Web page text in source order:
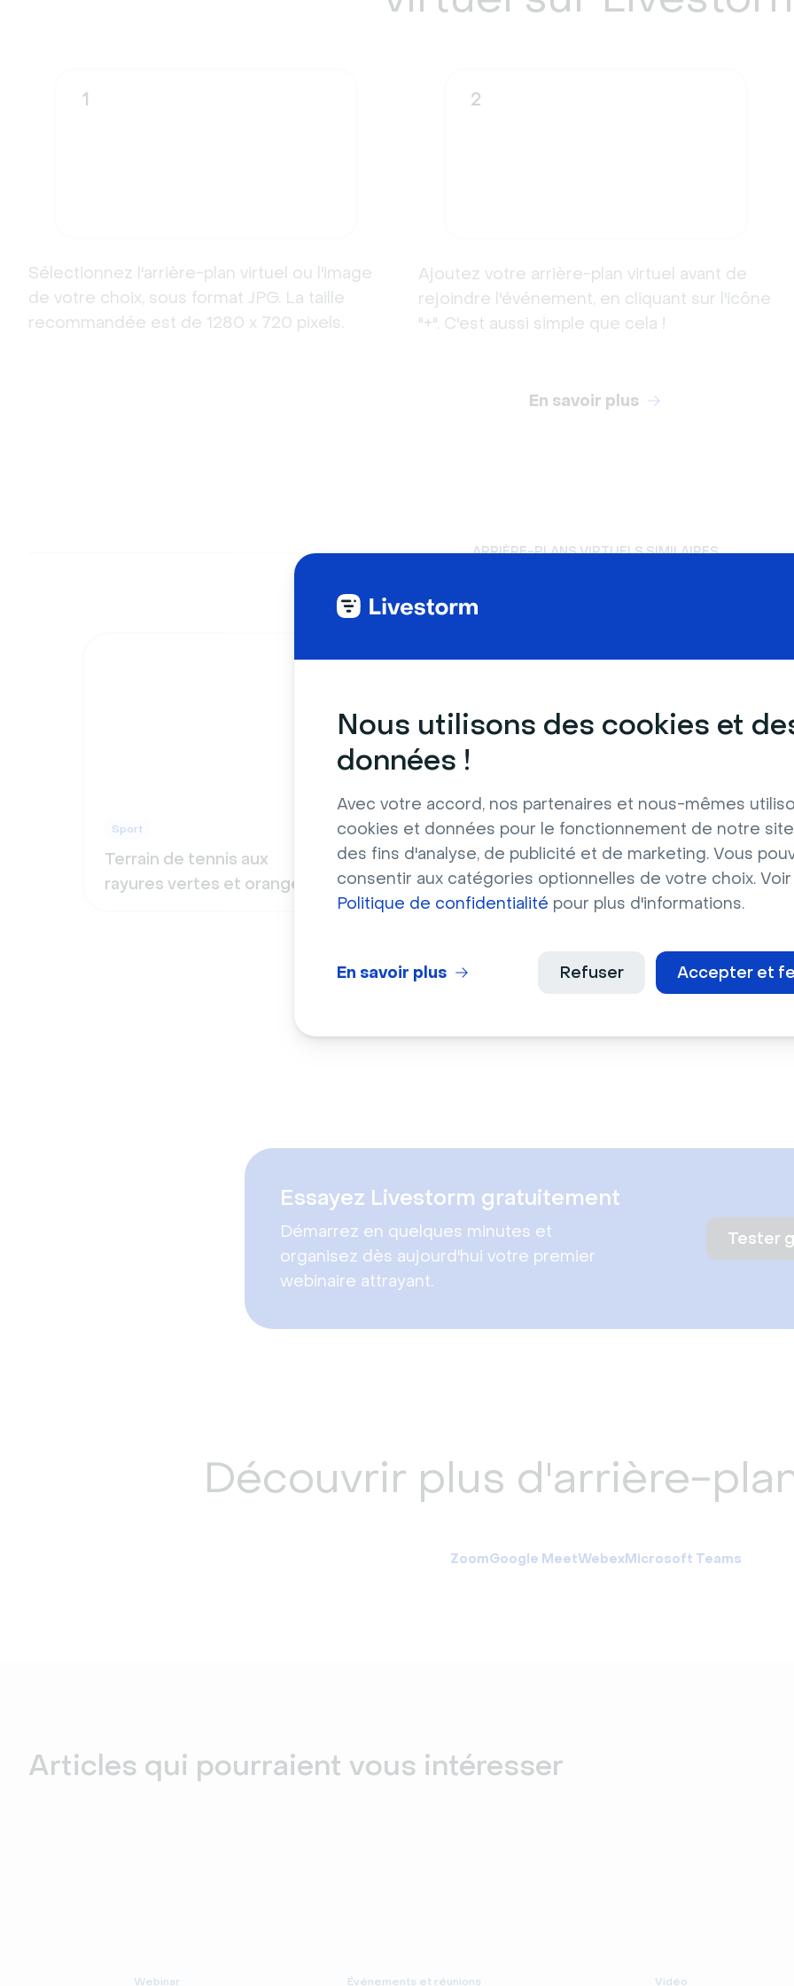
Nous utilisons des cookies et
données !
Avec votre accord, nos partenaires et nous-mêmes
cookies et données pour le fonctionnement de notre site
des fins d'analyse, de publicité et de marketing. Vous
consentir aux catégories optionnelles de votre choix.
Politique de confidentialité pour plus d'informations.
Accepter et
Refuser
En savoir plus
1
Sélectionnez l'arrière-plan virtuel ou l'image
de votre choix, sous format JPG. La taille
recommandée est de 1280 x 720 pixels.
2
Ajoutez votre arrière-plan virtuel avant de
rejoindre l'événement, en cliquant sur l'icône
"+". C'est aussi simple que cela !
En savoir plus
ARRIÈRE-PLANS VIRTUELS SIMILAIRES
Sport
Terrain de tennis aux
rayures vertes et oranges
Sport
Pelouse d'un terrain de
football américain
Sport
Terrain de basketball
couleurs pop
Essayez Livestorm gratuitement
Démarrez en quelques minutes et
organisez dès aujourd'hui votre premier
webinaire attrayant.
Tester
Découvrir plus d'arrière-
ZoomGoogle MeetWebexMicrosoft Teams
Articles qui pourraient vous intéresser
Webinar Événements et réunions Vidéo